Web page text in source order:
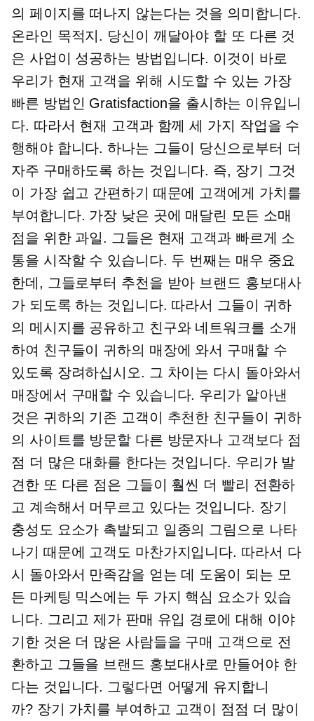
의 페이지를 떠나지 않는다는 것을 의미합니다.
온라인 목적지. 당신이 깨달아야 할 또 다른 것
은 사업이 성공하는 방법입니다. 이것이 바로
우리가 현재 고객을 위해 시도할 수 있는 가장
빠른 방법인 Gratisfaction을 출시하는 이유입니
다. 따라서 현재 고객과 함께 세 가지 작업을 수
행해야 합니다. 하나는 그들이 당신으로부터 더
자주 구매하도록 하는 것입니다. 즉, 장기
그것
이 가장 쉽고 간편하기 때문에 고객에게 가치를
부여합니다. 가장 낮은 곳에 매달린 모든 소매
점을 위한 과일. 그들은 현재 고객과 빠르게 소
통을 시작할 수 있습니다. 두 번째는 매우 중요
한데, 그들로부터 추천을 받아 브랜드 홍보대사
가 되도록 하는 것입니다. 따라서 그들이 귀하
의 메시지를 공유하고 친구와 네트워크를 소개
하여 친구들이 귀하의 매장에 와서 구매할 수
있도록 장려하십시오. 그 차이는 다시 돌아와서
매장에서 구매할 수 있습니다. 우리가 알아낸
것은 귀하의 기존 고객이 추천한 친구들이 귀하
의 사이트를 방문할 다른 방문자나 고객보다 점
점 더 많은 대화를 한다는 것입니다. 우리가 발
견한 또 다른 점은 그들이 훨씬 더 빨리 전환하
고 계속해서 머무르고 있다는 것입니다. 장기
충성도 요소가 촉발되고 일종의 그림으로 나타
나기 때문에 고객도 마찬가지입니다. 따라서 다
시 돌아와서 만족감을 얻는 데 도움이 되는 모
든 마케팅 믹스에는 두 가지 핵심 요소가 있습
니다. 그리고 제가 판매 유입 경로에 대해 이야
기한 것은 더 많은 사람들을 구매 고객으로 전
환하고 그들을 브랜드 홍보대사로 만들어야 한
다는 것입니다. 그렇다면 어떻게 유지합니
까? 장기
가치를 부여하고 고객이 점점 더 많이